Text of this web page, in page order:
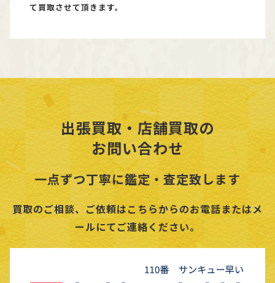
て買取させて頂きます。
出張買取・店舗買取の
お問い合わせ
一点ずつ丁寧に鑑定・査定致します
買取のご相談、ご依頼はこちらからのお電話またはメ
ールにてご連絡ください。